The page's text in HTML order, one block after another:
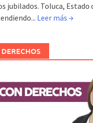
jubilados. Toluca, Estado
Leer más →